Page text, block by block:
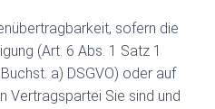
sofern die
(Art. 6 Abs. 1 Satz 1
a) DSGVO) oder auf
Vertragspartei Sie sind und